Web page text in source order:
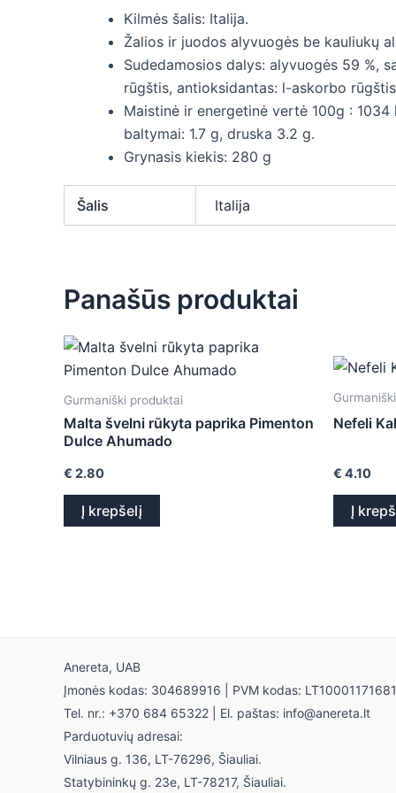
Kilmės šalis: Italija.
Žalios ir juodos alyvuogės be kauliukų
Sudedamosios dalys: alyvuogės 59 %,
rūgštis, antioksidantas: l-askorbo
Maistinė ir energetinė vertė 100g :
baltymai: 1.7 g, druska 3.2 g.
Grynasis kiekis: 280 g
Šalis Italija
Panašūs produktai
Gurmaniški produktai
Malta švelni rūkyta paprika Pimenton
Dulce Ahumado
€ 2.80
Į krepšelį
Nefeli
€ 4.10
Į
Anereta, UAB
Įmonės kodas: 304689916 | PVM kodas:
Tel. nr.: +370 684 65322 | El. paštas: info@anereta.lt
Parduotuvių adresai:
Vilniaus g. 136, LT-76296, Šiauliai.
Statybininkų g. 23e, LT-78217, Šiauliai.